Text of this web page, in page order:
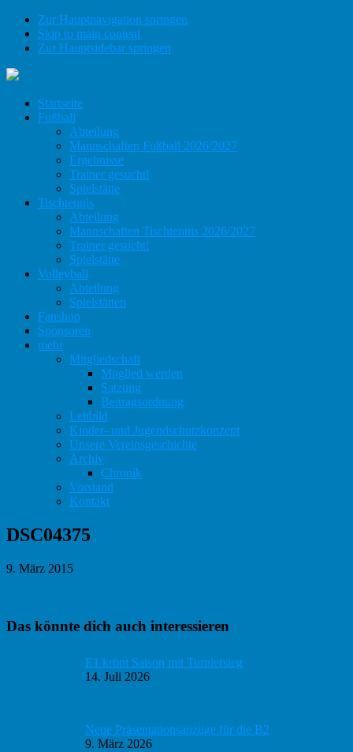
Zur Hauptnavigation springen
Skip to main content
Zur Hauptsidebar springen
Startseite
Fußball
Abteilung
Mannschaften Fußball 2026/2027
Ergebnisse
Trainer gesucht!
Spielstätte
Tischtennis
Abteilung
Mannschaften Tischtennis 2026/2027
Trainer gesucht!
Spielstätte
Volleyball
Abteilung
Spielstätten
Fanshop
Sponsoren
mehr
Mitgliedschaft
Mitglied werden
Satzung
Beitragsordnung
Leitbild
Kinder- und Jugendschutzkonzept
Unsere Vereinsgeschichte
Archiv
Chronik
Vorstand
Kontakt
DSC04375
9. März 2015
Haupt-
Das könnte dich auch interessieren
E1 krönt Saison mit Turniersieg
14. Juli 2026
Neue Präsentationsanzüge für die B2
9. März 2026